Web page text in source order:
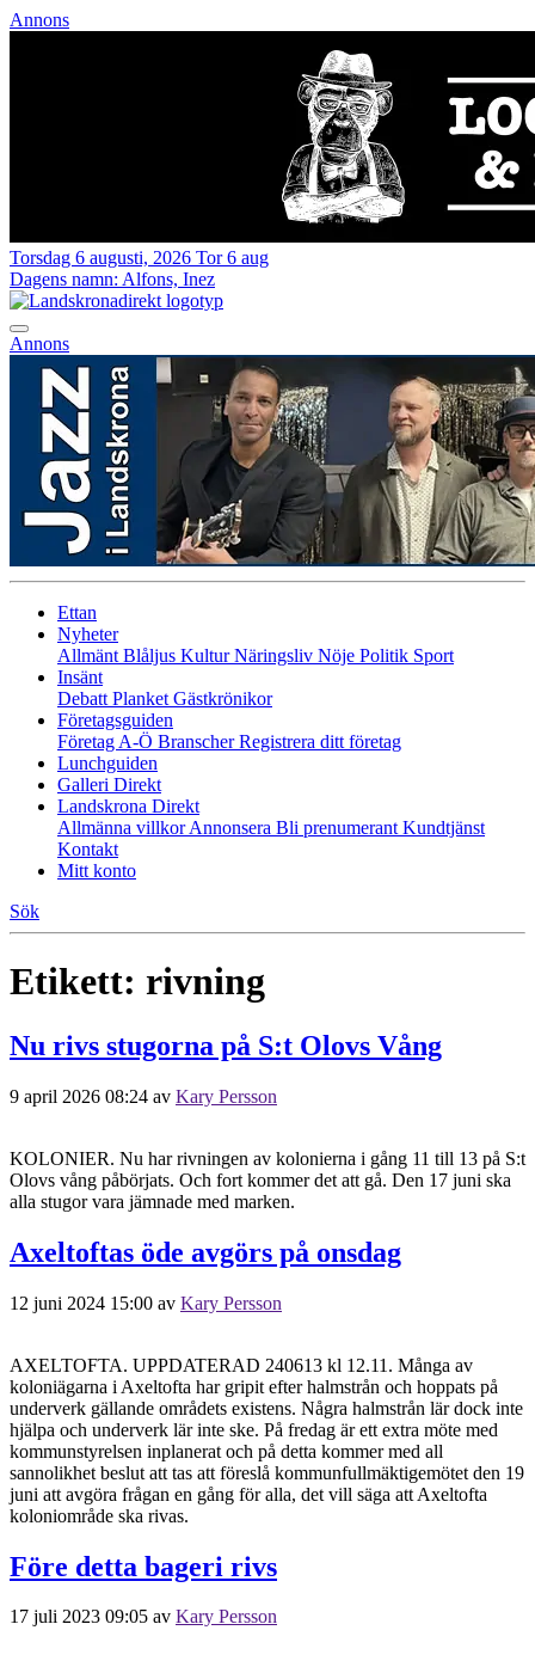
Annons
Torsdag 6 augusti, 2026 Tor 6 aug
Dagens namn: Alfons, Inez
Annons
Ettan
Nyheter
Allmänt Blåljus KulturNäringsliv Nöje Politik Sport
Insänt
Debatt Planket Gästkrönikor
Företagsguiden
Företag A-Ö BranscherRegistrera ditt företag
Lunchguiden
Galleri Direkt
Landskrona Direkt
Allmänna villkorAnnonsera Bli prenumerant Kundtjänst
Kontakt
Mitt konto
Sök
Etikett: rivning
Nu rivs stugorna på S:t Olovs Vång
9 april 2026 08:24 av Kary Persson
KOLONIER. Nu har rivningen av kolonierna i gång 11 till 13 på S:t
Olovs vång påbörjats. Och fort kommer det att gå. Den 17 juni ska
alla stugor vara jämnade med marken.
Axeltoftas öde avgörs på onsdag
12 juni 2024 15:00 av Kary Persson
AXELTOFTA. UPPDATERAD 240613 kl 12.11. Många av
koloniägarna i Axeltofta har gripit efter halmstrån och hoppats på
underverk gällande områdets existens. Några halmstrån lär dock inte
hjälpa och underverk lär inte ske. På fredag är ett extra möte med
kommunstyrelsen inplanerat och på detta kommer med all
sannolikhet beslut att tas att föreslå kommunfullmäktigemötet den 19
juni att avgöra frågan en gång för alla, det vill säga att Axeltofta
koloniområde ska rivas.
Före detta bageri rivs
17 juli 2023 09:05 av Kary Persson